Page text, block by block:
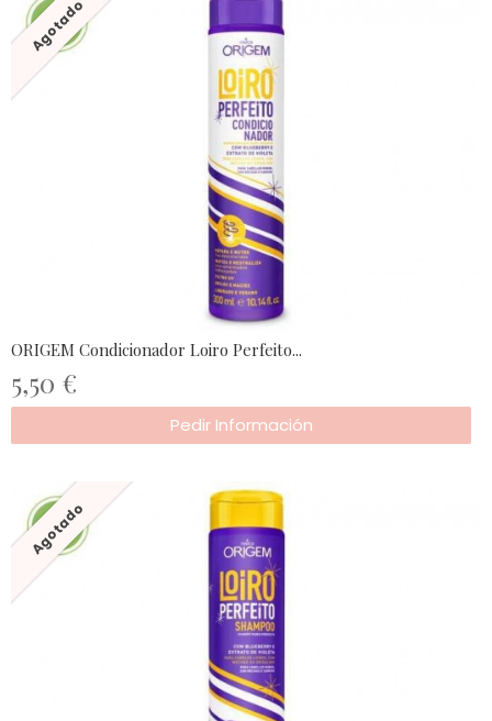
Agotado
ORIGEM Condicionador Loiro Perfeito...
5,50 €
Pedir Información
Agotado